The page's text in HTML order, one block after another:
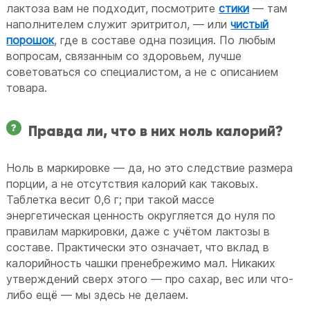
лактоза вам не подходит, посмотритестики — там
наполнителем служит эритритол, — иличистый
порошок, где в составе одна позиция. По любым
вопросам, связанным со здоровьем, лучше
советоваться со специалистом, а не с описанием
товара.
Правда ли, что в них ноль калорий?
Ноль в маркировке — да, но это следствие размера
порции, а не отсутствия калорий как таковых.
Таблетка весит 0,6 г; при такой массе
энергетическая ценность округляется до нуля по
правилам маркировки, даже с учётом лактозы в
составе. Практически это означает, что вклад в
калорийность чашки пренебрежимо мал. Никаких
утверждений сверх этого — про сахар, вес или что-
либо ещё — мы здесь не делаем.